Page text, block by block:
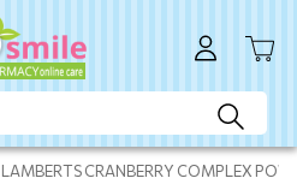
LAMBERTS CRANBERRY COMPLEX
ΑΓΟΡΑ